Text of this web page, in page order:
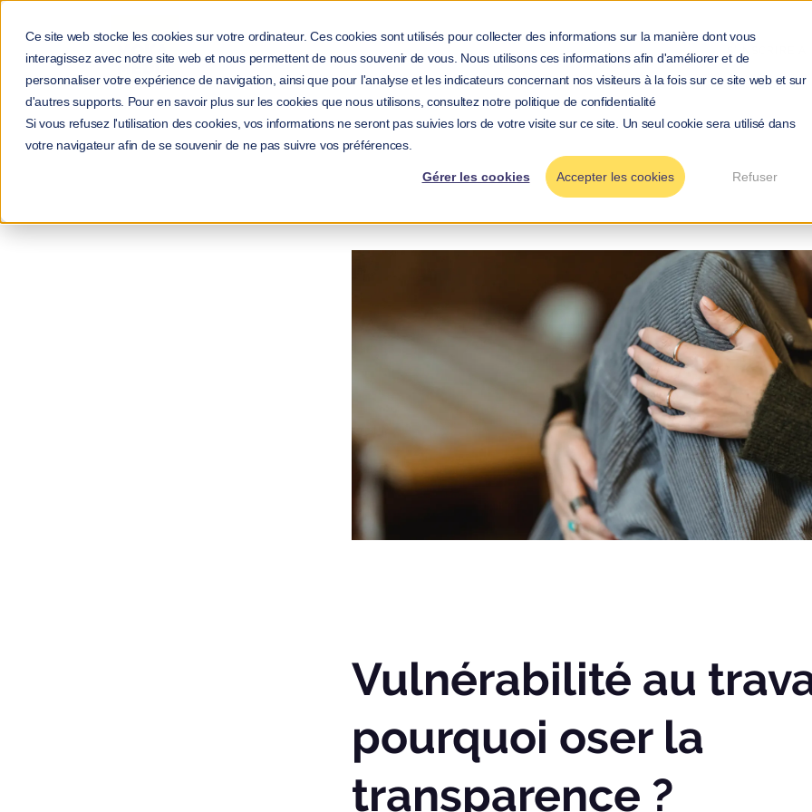
Ce site web stocke les cookies sur votre ordinateur. Ces cookies sont utilisés pour collecter des informations sur la manière dont vous
interagissez avec notre site web et nous permettent de nous souvenir de vous. Nous utilisons ces informations afin d'améliorer et de
personnaliser votre expérience de navigation, ainsi que pour l'analyse et les indicateurs concernant nos visiteurs à la fois sur ce site web et sur
d'autres supports. Pour en savoir plus sur les cookies que nous utilisons, consultez notre politique de confidentialité
Si vous refusez l'utilisation des cookies, vos informations ne seront pas suivies lors de votre visite sur ce site. Un seul cookie sera utilisé dans
votre navigateur afin de se souvenir de ne pas suivre vos préférences.
Gérer les cookies Accepter les cookies Refuser
Accueil
Vulnérabilité au
pourquoi oser la
transparence ?